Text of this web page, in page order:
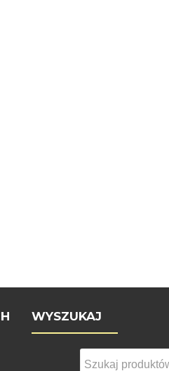
WYSZUKAJ
Szukaj: